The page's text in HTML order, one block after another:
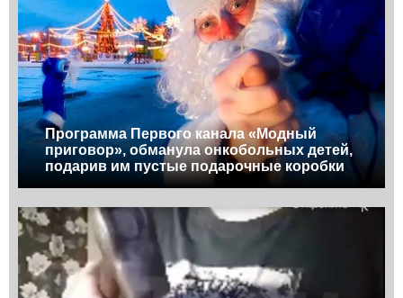
Программа Первого канала «Модный
приговор», обманула онкобольных детей,
подарив им пустые подарочные коробки